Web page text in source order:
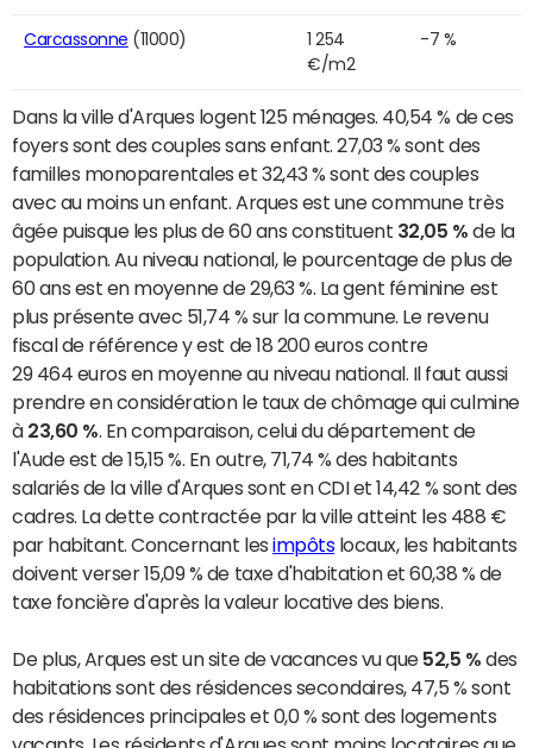
Carcassonne (11000)
1 254
€/m2
-7 %
Dans la ville d'Arques logent 125 ménages. 40,54 % de ces
foyers sont des couples sans enfant. 27,03 % sont des
familles monoparentales et 32,43 % sont des couples
avec au moins un enfant. Arques est une commune très
âgée puisque les plus de 60 ans constituent 32,05 % de la
population. Au niveau national, le pourcentage de plus de
60 ans est en moyenne de 29,63 %. La gent féminine est
plus présente avec 51,74 % sur la commune. Le revenu
fiscal de référence y est de 18 200 euros contre
29 464 euros en moyenne au niveau national. Il faut aussi
prendre en considération le taux de chômage qui culmine
à 23,60 % . En comparaison, celui du département de
l'Aude est de 15,15 %. En outre, 71,74 % des habitants
salariés de la ville d'Arques sont en CDI et 14,42 % sont des
cadres. La dette contractée par la ville atteint les 488 €
par habitant. Concernant lesimpôtslocaux, les habitants
doivent verser 15,09 % de taxe d'habitation et 60,38 % de
taxe foncière d'après la valeur locative des biens.
De plus, Arques est un site de vacances vu que 52,5 % des
habitations sont des résidences secondaires, 47,5 % sont
des résidences principales et 0,0 % sont des logements